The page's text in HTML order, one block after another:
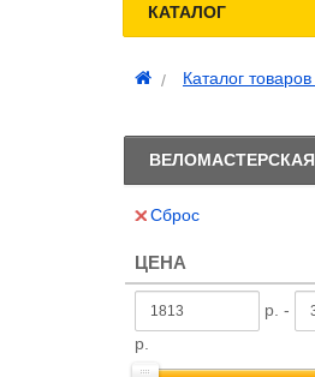
КАТАЛОГ
Каталог товаров
ВЕЛОМАСТЕРСКАЯ
Сброс
ЦЕНА
р. -
р.